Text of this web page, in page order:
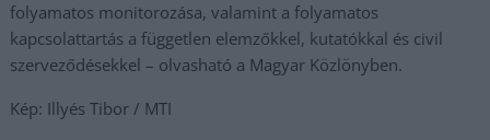
folyamatos monitorozása, valamint a folyamatos
kapcsolattartás a független elemzőkkel, kutatókkal és civil
szerveződésekkel – olvasható a Magyar Közlönyben.
Kép: Illyés Tibor / MTI